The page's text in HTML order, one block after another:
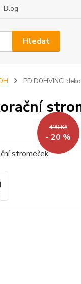
Blog
Hledat
PD DOHVINCI
499 Kč
- 20 %